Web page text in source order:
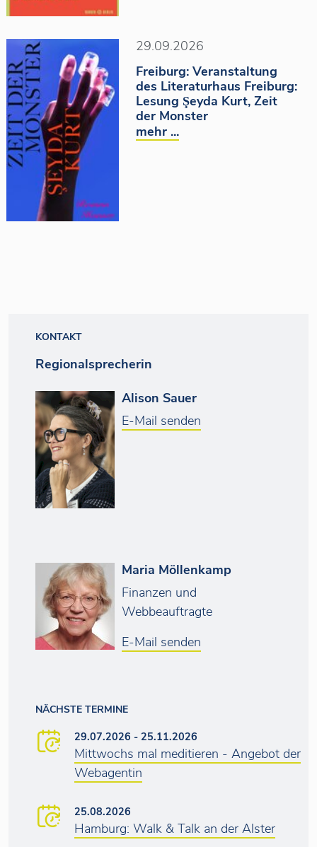
29.09.2026
Freiburg: Veranstaltung
des Literaturhaus Freiburg:
Lesung Şeyda Kurt, Zeit
der Monster
mehr ...
KONTAKT
Regionalsprecherin
Alison Sauer
E-Mail senden
Maria Möllenkamp
Finanzen und
Webbeauftragte
E-Mail senden
NÄCHSTE TERMINE
29.07.2026 - 25.11.2026
Mittwochs mal meditieren - Angebot der
Webagentin
25.08.2026
Hamburg: Walk & Talk an der Alster